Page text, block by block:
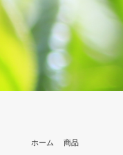
ホーム 商品